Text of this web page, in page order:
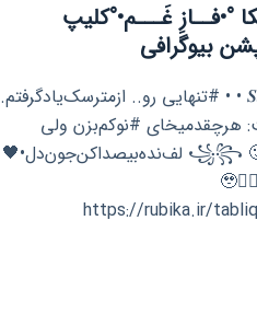
°•فــازِ غَـــم•°کلیپ
بیوگرافی
𝑺𝒕𝒂𝒓𝒕:97,05,05 • • #تنهایی رو.. ازمترسک‌یادگرفتم.
هرچقدمیخای #نوکم‌بزن ولی
#تنهام‌نزار…🙂 ꧁꧂ لف‌نده‌بیصداکن‌جون‌دل•🖤
https://rubika.ir/